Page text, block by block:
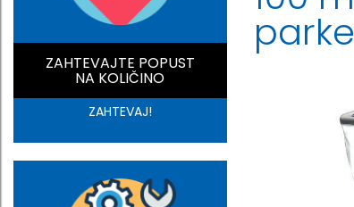
ZAHTEVAJTE POPUST
NA KOLIČINO
ZAHTEVAJ!